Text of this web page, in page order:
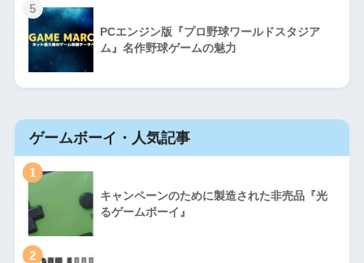
5
PCエンジン版『プロ野球ワールドスタジア
ム』名作野球ゲームの魅力
ゲームボーイ・人気記事
1
キャンペーンのために製造された非売品『光
るゲームボーイ』
2